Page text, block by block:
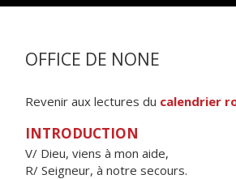
OFFICE DE NONE
Revenir aux lectures du calendrier
INTRODUCTION
V/ Dieu, viens à mon aide,
R/ Seigneur, à notre secours.